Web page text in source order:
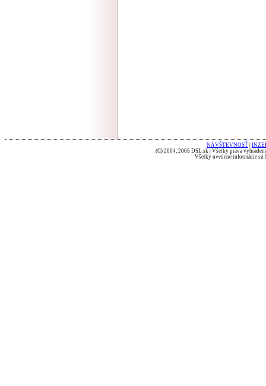
NÁVŠTEVNOSŤ
(C) 2004, 2005 DSL.sk | Všetky práva
Všetky uvedené informácie sú